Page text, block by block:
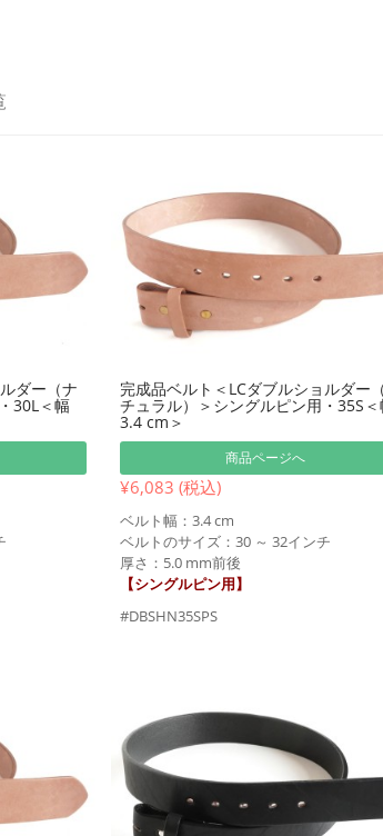
ダー（ナ
30L＜幅
完成品ベルト＜LCダブルショルダー
チュラル）＞シングルピン用・35S
3.4 cm＞
商品ページへ
¥6,083 (税込)
ベルト幅：3.4 cm
ベルトのサイズ：30 ～ 32インチ
厚さ：5.0 mm前後
【シングルピン用】
#DBSHN35SPS